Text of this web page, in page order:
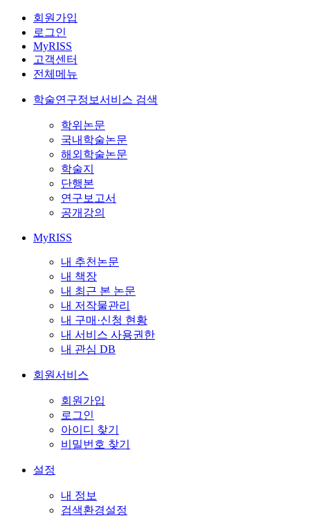
회원가입
로그인
MyRISS
고객센터
전체메뉴
학술연구정보서비스 검색
학위논문
국내학술논문
해외학술논문
학술지
단행본
연구보고서
공개강의
MyRISS
내 추천논문
내 책장
내 최근 본 논문
내 저작물관리
내 구매·신청 현황
내 서비스 사용권한
내 관심 DB
회원서비스
회원가입
로그인
아이디 찾기
비밀번호 찾기
설정
내 정보
검색환경설정